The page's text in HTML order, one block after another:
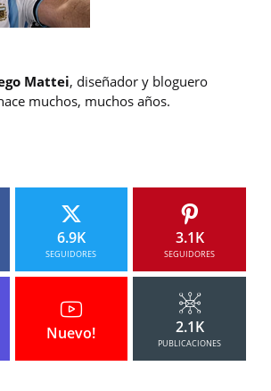
Mattei, diseñador y bloguero
muchos, muchos años.
6.9K
SEGUIDORES
3.1K
SEGUIDORES
Nuevo! 2.1K
PUBLICACIONES